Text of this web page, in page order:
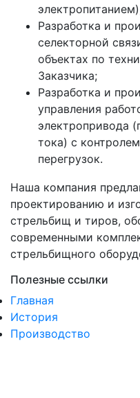
Разработка и
селекторной
объектах по
Заказчика;
Разработка и
управления
электропривода
тока) с
перегрузок.
Наша компания
проектированию и
стрельбищ и тиров,
современными
стрельбищного
Полезные ссылки
Главная
История
Производство